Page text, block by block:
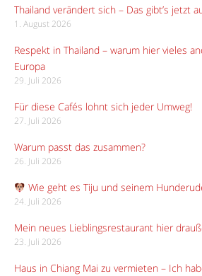
Thailand verändert sich – Das gibt’s jetzt
1. August 2026
Respekt in Thailand – warum hier vieles
Europa
29. Juli 2026
Für diese Cafés lohnt sich jeder Umweg!
27. Juli 2026
Warum passt das zusammen?
26. Juli 2026
Wie geht es Tiju und seinem
24. Juli 2026
Mein neues Lieblingsrestaurant hier
23. Juli 2026
Haus in Chiang Mai zu vermieten – Ich